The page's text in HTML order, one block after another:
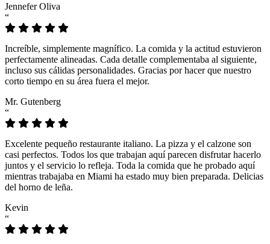
Jennefer Oliva
“
Increíble, simplemente magnífico. La comida y la actitud estuvieron
perfectamente alineadas. Cada detalle complementaba al siguiente,
incluso sus cálidas personalidades. Gracias por hacer que nuestro
corto tiempo en su área fuera el mejor.
Mr. Gutenberg
“
Excelente pequeño restaurante italiano. La pizza y el calzone son
casi perfectos. Todos los que trabajan aquí parecen disfrutar hacerlo
juntos y el servicio lo refleja. Toda la comida que he probado aquí
mientras trabajaba en Miami ha estado muy bien preparada. Delicias
del horno de leña.
Kevin
“